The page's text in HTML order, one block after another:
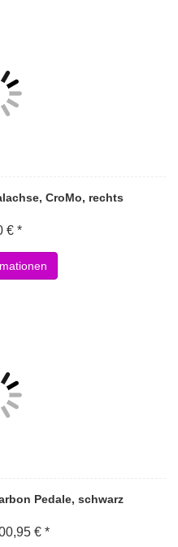
CroMo, rechts
€ *
Pedale, schwarz
€ *